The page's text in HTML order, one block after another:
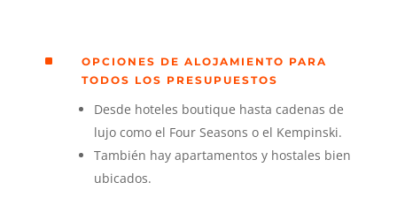
^
OPCIONES DE ALOJAMIENTO PARA
TODOS LOS PRESUPUESTOS
Desde hoteles boutique hasta cadenas de
lujo como el Four Seasons o el Kempinski.
También hay apartamentos y hostales bien
ubicados.